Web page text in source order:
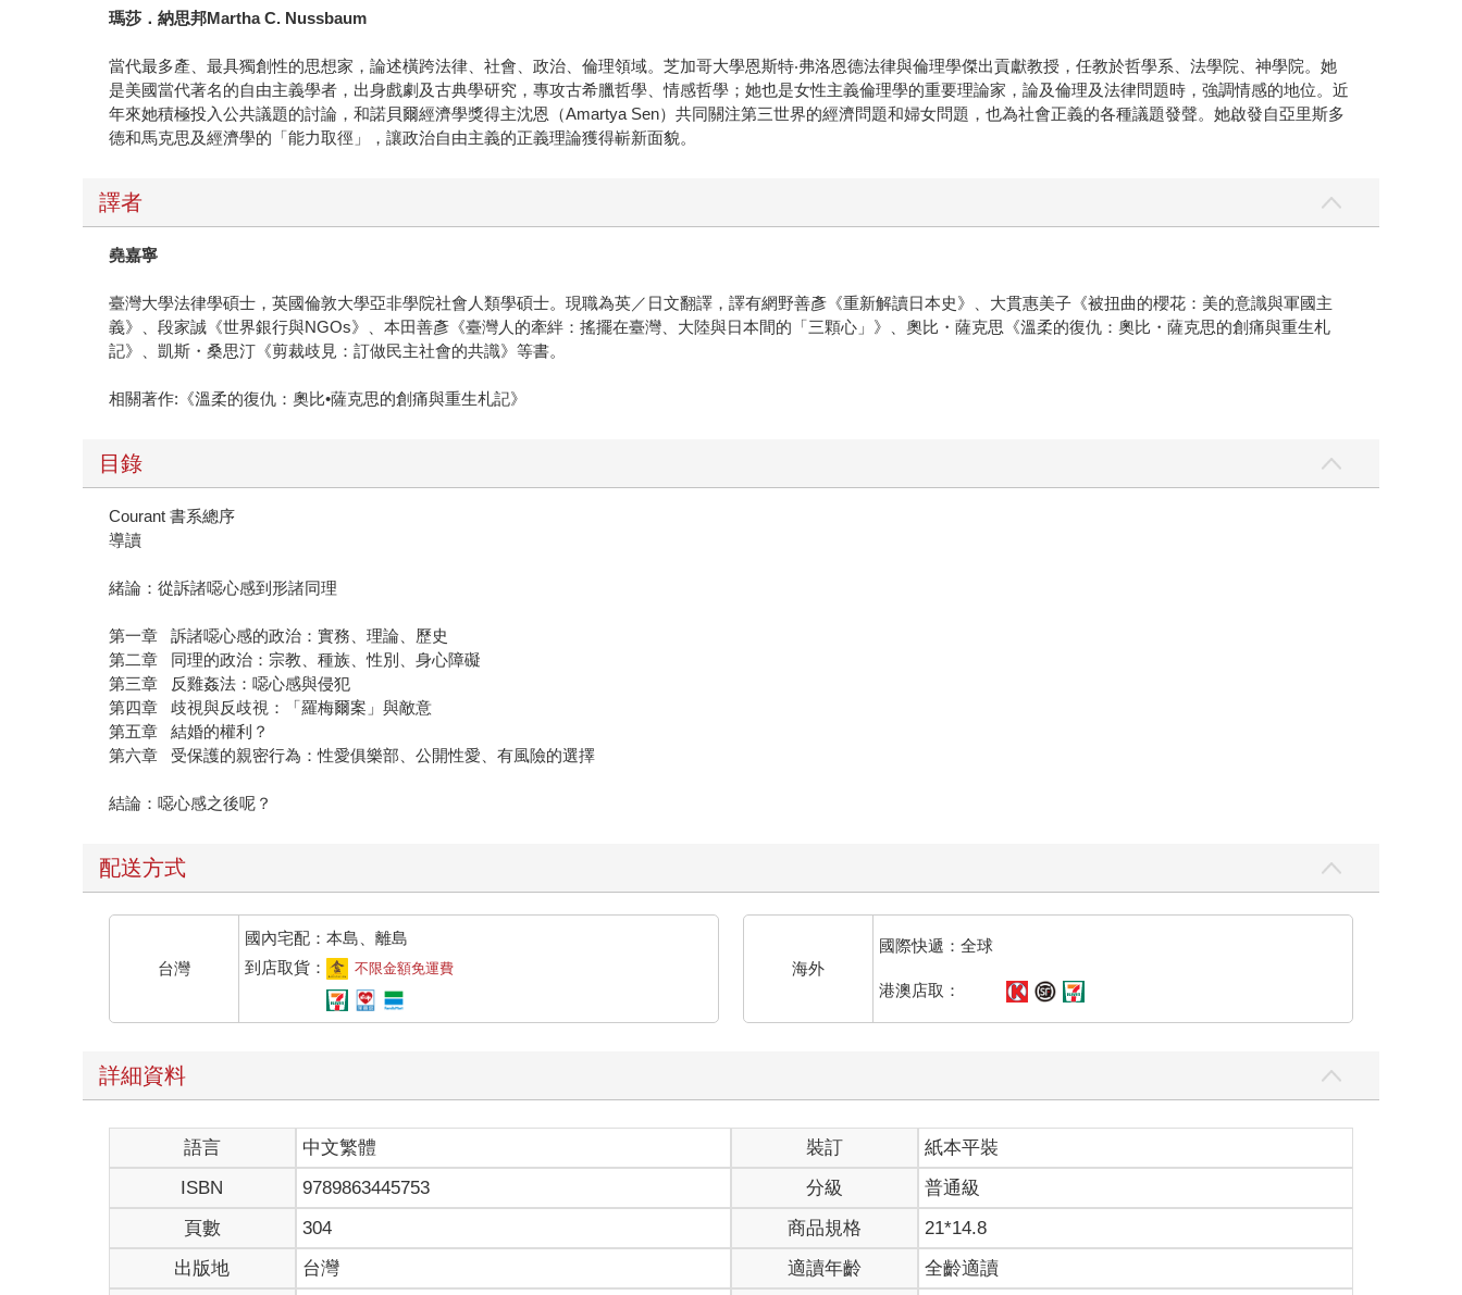
瑪莎．納思邦Martha C. Nussbaum
當代最多產、最具獨創性的思想家，論述橫跨法律、社會、政治、倫理領域。芝加哥大學恩斯特‧弗洛恩德法律與倫理學傑出貢獻教授，任教於哲學系、法學院、神學院。她
是美國當代著名的自由主義學者，出身戲劇及古典學研究，專攻古希臘哲學、情感哲學；她也是女性主義倫理學的重要理論家，論及倫理及法律問題時，強調情感的地位。近
年來她積極投入公共議題的討論，和諾貝爾經濟學獎得主沈恩（Amartya Sen）共同關注第三世界的經濟問題和婦女問題，也為社會正義的各種議題發聲。她啟發自亞里斯多
德和馬克思及經濟學的「能力取徑」，讓政治自由主義的正義理論獲得嶄新面貌。
譯者
堯嘉寧
臺灣大學法律學碩士，英國倫敦大學亞非學院社會人類學碩士。現職為英／日文翻譯，譯有網野善彥《重新解讀日本史》、大貫惠美子《被扭曲的櫻花：美的意識與軍國主
義》、段家誠《世界銀行與NGOs》、本田善彥《臺灣人的牽絆：搖擺在臺灣、大陸與日本間的「三顆心」》、奧比・薩克思《溫柔的復仇：奧比・薩克思的創痛與重生札
記》、凱斯・桑思汀《剪裁歧見：訂做民主社會的共識》等書。
相關著作:《溫柔的復仇：奧比•薩克思的創痛與重生札記》
目錄
Courant 書系總序
導讀
緒論：從訴諸噁心感到形諸同理
第一章 訴諸噁心感的政治：實務、理論、歷史
第二章 同理的政治：宗教、種族、性別、身心障礙
第三章 反雞姦法：噁心感與侵犯
第四章 歧視與反歧視：「羅梅爾案」與敵意
第五章 結婚的權利？
第六章 受保護的親密行為：性愛俱樂部、公開性愛、有風險的選擇
結論：噁心感之後呢？
配送方式
台灣
國內宅配：本島、離島
到店取貨：
不限金額免運費 海外
國際快遞：全球
港澳店取：
詳細資料
語言 中文繁體 裝訂
紙本平裝
ISBN
9789863445753 分級
普通級
頁數
304 商品規格
21*14.8
出版地
台灣 適讀年齡 全齡適讀